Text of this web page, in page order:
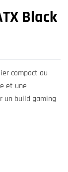
Black
compact au
et une
un build gaming